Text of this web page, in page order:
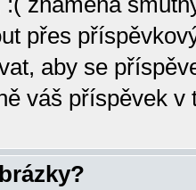
přes
aby se
váš příspěvek v